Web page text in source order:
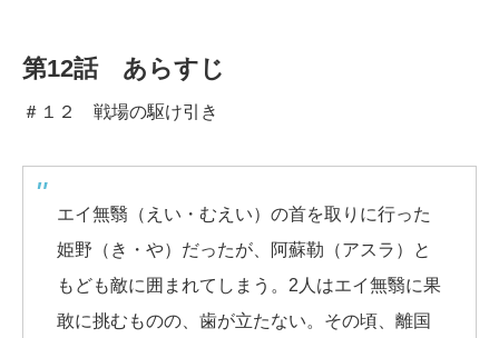
第12話 あらすじ
＃１２ 戦場の駆け引き
エイ無翳（えい・むえい）の首を取りに行った
姫野（き・や）だったが、阿蘇勒（アスラ）と
もども敵に囲まれてしまう。2人はエイ無翳に果
敢に挑むものの、歯が立たない。その頃、離国